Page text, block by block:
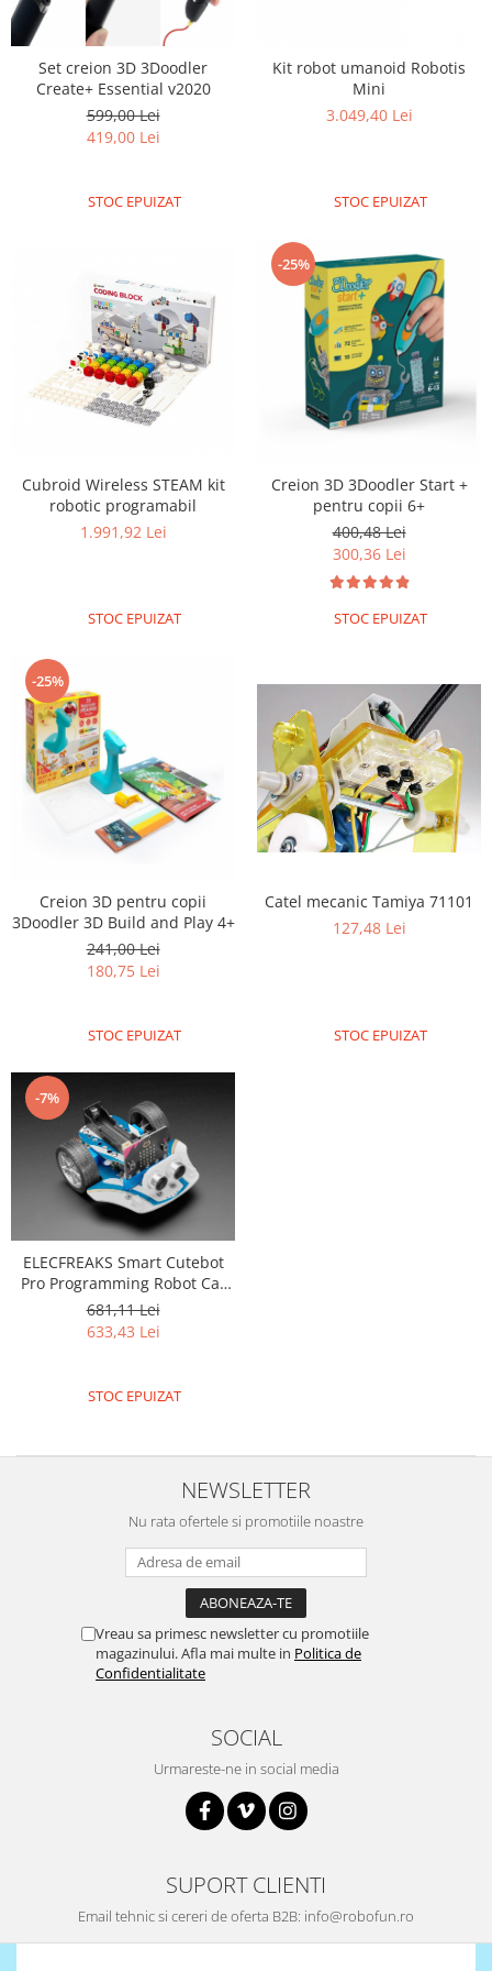
RS-232
RS-485
RTC
Telecomenzi
Motor 25D
Motor 37D
Motoreductor plastic
Sub-Micro
Roti si Senile
Servomotoare
Suruburi, Piulite, Conectare
Micro:bit
Nvidia
Olinuxino
Platforme de dezvoltare
PIR
Radar
Sonar
Termocuple
Set creion 3D 3Doodler
Create+ Essential v2020
599,00 Lei
419,00 Lei
STOC EPUIZAT
Kit robot umanoid Robotis
Mini
3.049,40 Lei
STOC EPUIZAT
Cubroid Wireless STEAM kit
robotic programabil
1.991,92 Lei
STOC EPUIZAT
-25%
Creion 3D 3Doodler Start +
pentru copii 6+
400,48 Lei
300,36 Lei
STOC EPUIZAT
-25%
Creion 3D pentru copii
3Doodler 3D Build and Play 4+
241,00 Lei
180,75 Lei
STOC EPUIZAT
Catel mecanic Tamiya 71101
127,48 Lei
STOC EPUIZAT
-7%
ELECFREAKS Smart Cutebot
Pro Programming Robot Car
for micro:bit
681,11 Lei
633,43 Lei
STOC EPUIZAT
NEWSLETTER
Nu rata ofertele si promotiile noastre
Vreau sa primesc newsletter cu promotiile
magazinului. Afla mai multe in Politica de
Confidentialitate
SOCIAL
Urmareste-ne in social media
SUPORT CLIENTI
Email tehnic si cereri de oferta B2B: info@robofun.ro